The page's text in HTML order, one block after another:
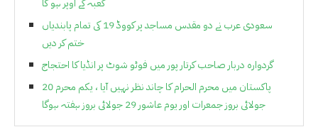
کعبہ کے اوپر ہو گا
سعودی عرب نے دو مقدس مساجد پر کووڈ 19 کی تمام پابندیاں
ختم کر دیں
گردوارہ دربار صاحب کرتار پور میں فوٹو شوٹ پر انڈیا کا احتجاج
پاکستان میں محرم الحرام کا چاند نظر نہیں آیا ، یکم محرم 20
جولائی بروز جمعرات اور یوم عاشور 29 جولائی بروز ہفتہ ہوگا